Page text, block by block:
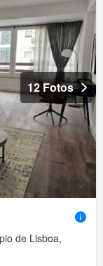
12 Fotos
de Lisboa,